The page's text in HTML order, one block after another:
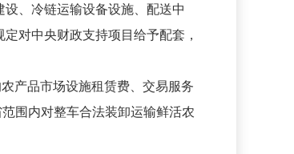
、冷链运输设备设施、配送中
对中央财政支持项目给予配套，
产品市场设施租赁费、交易服务
围内对整车合法装卸运输鲜活农